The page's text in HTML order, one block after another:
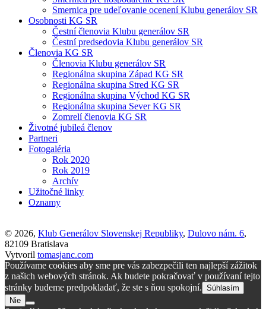
Smernica pre udeľovanie ocenení Klubu generálov SR
Osobnosti KG SR
Čestní členovia Klubu generálov SR
Čestní predsedovia Klubu generálov SR
Členovia KG SR
Členovia Klubu generálov SR
Regionálna skupina Západ KG SR
Regionálna skupina Stred KG SR
Regionálna skupina Východ KG SR
Regionálna skupina Sever KG SR
Zomrelí členovia KG SR
Životné jubileá členov
Partneri
Fotogaléria
Rok 2020
Rok 2019
Archív
Užitočné linky
Oznamy
© 2026, Klub Generálov Slovenskej Republiky, Dulovo nám. 6,
82109 Bratislava
Vytvoril tomasjanc.com
Používame cookies aby sme pre vás zabezpečili ten najlepší zážitok
z našich webových stránok. Ak budete pokračovať v používaní tejto
stránky budeme predpokladať, že ste s ňou spokojní. Súhlasím
Nie